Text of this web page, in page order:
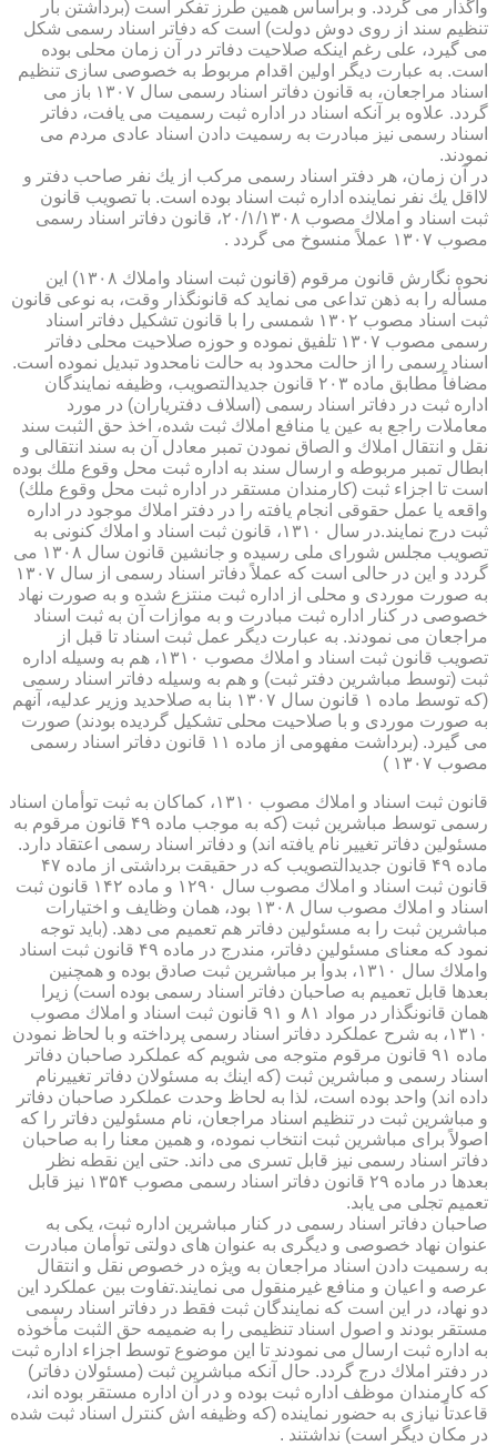
واگذار می گردد. و براساس همین طرز تفكر است (برداشتن بار
تنظیم سند از روی دوش دولت) است كه دفاتر اسناد رسمی شكل
می گیرد، علی رغم اینكه صلاحیت دفاتر در آن زمان محلی بوده
است. به عبارت دیگر اولین اقدام مربوط به خصوصی سازی تنظیم
اسناد مراجعان، به قانون دفاتر اسناد رسمی سال ۱۳۰۷ باز می
گردد. علاوه بر آنكه اسناد در اداره ثبت رسمیت می یافت، دفاتر
اسناد رسمی نیز مبادرت به رسمیت دادن اسناد عادی مردم می
نمودند.
در آن زمان، هر دفتر اسناد رسمی مركب از یك نفر صاحب دفتر و
لااقل یك نفر نماینده اداره ثبت اسناد بوده است. با تصویب قانون
ثبت اسناد و املاك مصوب ۲۰/۱/۱۳۰۸، قانون دفاتر اسناد رسمی
مصوب ۱۳۰۷ عملاً منسوخ می گردد .
نحوه نگارش قانون مرقوم (قانون ثبت اسناد واملاك ۱۳۰۸) این
مسأله را به ذهن تداعی می نماید كه قانونگذار وقت، به نوعی قانون
ثبت اسناد مصوب ۱۳۰۲ شمسی را با قانون تشكیل دفاتر اسناد
رسمی مصوب ۱۳۰۷ تلفیق نموده و حوزه صلاحیت محلی دفاتر
اسناد رسمی را از حالت محدود به حالت نامحدود تبدیل نموده است.
مضافاً مطابق ماده ۲۰۳ قانون جدیدالتصویب، وظیفه نمایندگان
اداره ثبت در دفاتر اسناد رسمی (اسلاف دفتریاران) در مورد
معاملات راجع به عین یا منافع املاك ثبت شده، اخذ حق الثبت سند
نقل و انتقال املاك و الصاق نمودن تمبر معادل آن به سند انتقالی و
ابطال تمبر مربوطه و ارسال سند به اداره ثبت محل وقوع ملك بوده
است تا اجزاء ثبت (كارمندان مستقر در اداره ثبت محل وقوع ملك)
واقعه یا عمل حقوقی انجام یافته را در دفتر املاك موجود در اداره
ثبت درج نمایند.در سال ۱۳۱۰، قانون ثبت اسناد و املاك كنونی به
تصویب مجلس شورای ملی رسیده و جانشین قانون سال ۱۳۰۸ می
گردد و این در حالی است كه عملاً دفاتر اسناد رسمی از سال ۱۳۰۷
به صورت موردی و محلی از اداره ثبت منتزع شده و به صورت نهاد
خصوصی در كنار اداره ثبت مبادرت و به موازات آن به ثبت اسناد
مراجعان می نمودند. به عبارت دیگر عمل ثبت اسناد تا قبل از
تصویب قانون ثبت اسناد و املاك مصوب ۱۳۱۰، هم به وسیله اداره
ثبت (توسط مباشرین دفتر ثبت) و هم به وسیله دفاتر اسناد رسمی
(كه توسط ماده ۱ قانون سال ۱۳۰۷ بنا به صلاحدید وزیر عدلیه، آنهم
به صورت موردی و با صلاحیت محلی تشكیل گردیده بودند) صورت
می گیرد. (برداشت مفهومی از ماده ۱۱ قانون دفاتر اسناد رسمی
مصوب ۱۳۰۷ )
قانون ثبت اسناد و املاك مصوب ۱۳۱۰، كماكان به ثبت توأمان اسناد
رسمی توسط مباشرین ثبت (كه به موجب ماده ۴۹ قانون مرقوم به
مسئولین دفاتر تغییر نام یافته اند) و دفاتر اسناد رسمی اعتقاد دارد.
ماده ۴۹ قانون جدیدالتصویب كه در حقیقت برداشتی از ماده ۴۷
قانون ثبت اسناد و املاك مصوب سال ۱۲۹۰ و ماده ۱۴۲ قانون ثبت
اسناد و املاك مصوب سال ۱۳۰۸ بود، همان وظایف و اختیارات
مباشرین ثبت را به مسئولین دفاتر هم تعمیم می دهد. (باید توجه
نمود كه معنای مسئولین دفاتر، مندرج در ماده ۴۹ قانون ثبت اسناد
واملاك سال ۱۳۱۰، بدواً بر مباشرین ثبت صادق بوده و همچنین
بعدها قابل تعمیم به صاحبان دفاتر اسناد رسمی بوده است) زیرا
همان قانونگذار در مواد ۸۱ و ۹۱ قانون ثبت اسناد و املاك مصوب
۱۳۱۰، به شرح عملكرد دفاتر اسناد رسمی پرداخته و با لحاظ نمودن
ماده ۹۱ قانون مرقوم متوجه می شویم كه عملكرد صاحبان دفاتر
اسناد رسمی و مباشرین ثبت (كه اینك به مسئولان دفاتر تغییرنام
داده اند) واحد بوده است، لذا به لحاظ وحدت عملكرد صاحبان دفاتر
و مباشرین ثبت در تنظیم اسناد مراجعان، نام مسئولین دفاتر را كه
اصولاً برای مباشرین ثبت انتخاب نموده، و همین معنا را به صاحبان
دفاتر اسناد رسمی نیز قابل تسری می داند. حتی این نقطه نظر
بعدها در ماده ۲۹ قانون دفاتر اسناد رسمی مصوب ۱۳۵۴ نیز قابل
تعمیم تجلی می یابد.
صاحبان دفاتر اسناد رسمی در كنار مباشرین اداره ثبت، یكی به
عنوان نهاد خصوصی و دیگری به عنوان های دولتی توأمان مبادرت
به رسمیت دادن اسناد مراجعان به ویژه در خصوص نقل و انتقال
عرصه و اعیان و منافع غیرمنقول می نمایند.تفاوت بین عملكرد این
دو نهاد، در این است كه نمایندگان ثبت فقط در دفاتر اسناد رسمی
مستقر بودند و اصول اسناد تنظیمی را به ضمیمه حق الثبت مأخوذه
به اداره ثبت ارسال می نمودند تا این موضوع توسط اجزاء اداره ثبت
در دفتر املاك درج گردد. حال آنكه مباشرین ثبت (مسئولان دفاتر)
كه كارمندان موظف اداره ثبت بوده و در آن اداره مستقر بوده اند،
قاعدتاً نیازی به حضور نماینده (كه وظیفه اش كنترل اسناد ثبت شده
در مكان دیگر است) نداشتند .